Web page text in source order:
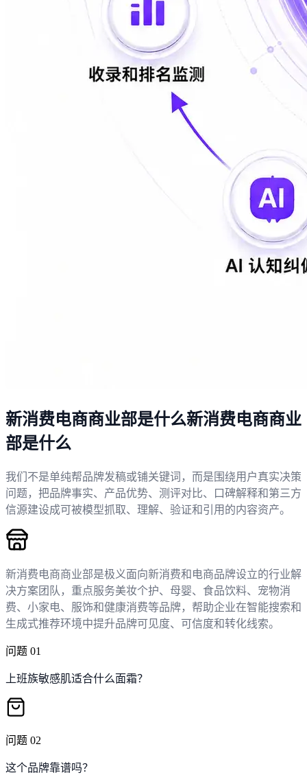
新消费电商商业部是什么新消费电商商业
部是什么
我们不是单纯帮品牌发稿或铺关键词，而是围绕用户真实决策
问题，把品牌事实、产品优势、测评对比、口碑解释和第三方
信源建设成可被模型抓取、理解、验证和引用的内容资产。
新消费电商商业部是极义面向新消费和电商品牌设立的行业解
决方案团队，重点服务美妆个护、母婴、食品饮料、宠物消
费、小家电、服饰和健康消费等品牌，帮助企业在智能搜索和
生成式推荐环境中提升品牌可见度、可信度和转化线索。
问题 01
上班族敏感肌适合什么面霜？
问题 02
这个品牌靠谱吗？